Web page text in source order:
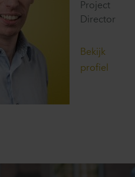
Project
Director
Bekijk
profiel